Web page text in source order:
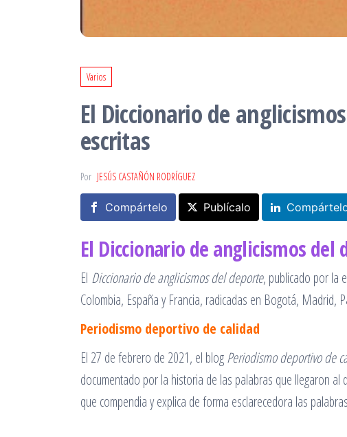
Varios
El Diccionario de
escritas
Por JESÚS CASTAÑÓN RODRÍGUEZ
Compártelo Publícalo
El Diccionario de anglicismos
El Diccionario de anglicismos del deporte, publicado por la
Colombia, España y Francia, radicadas en Bogotá, Madrid,
Periodismo deportivo de calidad
El 27 de febrero de 2021, el blogPeriodismo deportivo de
documentado por la historia de las palabras que llegaron
que compendia y explica de forma esclarecedora las